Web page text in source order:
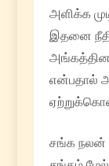
அளிக்க
இதனை
என்பதால்
சங்க நலன்